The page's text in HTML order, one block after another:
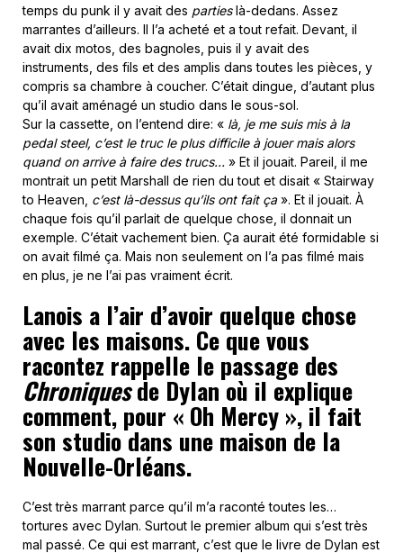
temps du punk il y avait des partieslà-dedans. Assez
marrantes d’ailleurs. Il l’a acheté et a tout refait. Devant, il
avait dix motos, des bagnoles, puis il y avait des
instruments, des fils et des amplis dans toutes les pièces, y
compris sa chambre à coucher. C’était dingue, d’autant plus
qu’il avait aménagé un studio dans le sous-sol.
Sur la cassette, on l’entend dire: « là, je me suis mis à la
pedal steel, c’est le truc le plus difficile à jouer mais alors
quand on arrive à faire des trucs… » Et il jouait. Pareil, il me
montrait un petit Marshall de rien du tout et disait « Stairway
to Heaven, c’est là-dessus qu’ils ont fait ça». Et il jouait. À
chaque fois qu’il parlait de quelque chose, il donnait un
exemple. C’était vachement bien. Ça aurait été formidable si
on avait filmé ça. Mais non seulement on l’a pas filmé mais
en plus, je ne l’ai pas vraiment écrit.
Lanois a l’air d’avoir quelque chose
avec les maisons. Ce que vous
racontez rappelle le passage des
Chroniquesde Dylan où il explique
comment, pour « Oh Mercy », il fait
son studio dans une maison de la
Nouvelle-Orléans.
C’est très marrant parce qu’il m’a raconté toutes les…
tortures avec Dylan. Surtout le premier album qui s’est très
mal passé. Ce qui est marrant, c’est que le livre de Dylan est